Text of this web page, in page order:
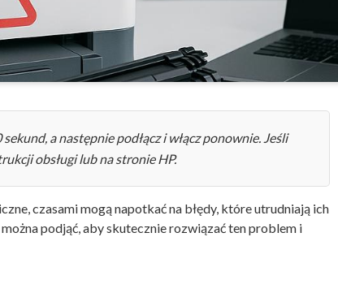
a następnie podłącz i włącz ponownie. Jeśli
obsługi lub na stronie HP.
czasami mogą napotkać na błędy, które utrudniają ich
podjąć, aby skutecznie rozwiązać ten problem i